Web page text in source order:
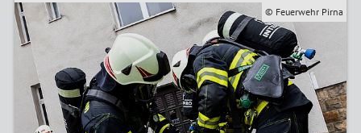
© Feuerwehr Pirna